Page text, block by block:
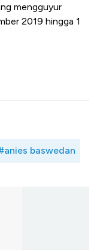
mengguyur
2019 hingga 1
baswedan